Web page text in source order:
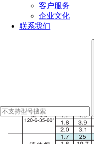
客户服务
企业文化
联系我们